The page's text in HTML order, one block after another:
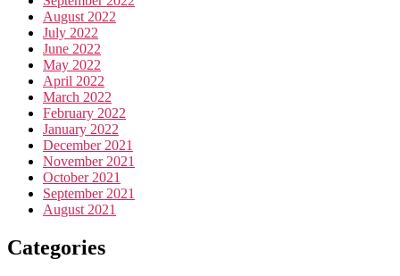
August 2022
July 2022
June 2022
May 2022
April 2022
March 2022
February 2022
January 2022
December 2021
November 2021
October 2021
September 2021
August 2021
Categories